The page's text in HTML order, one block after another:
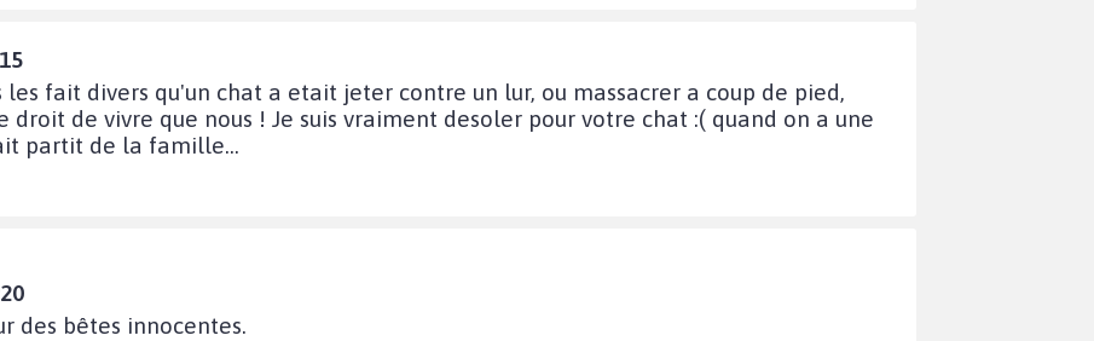
les fait divers qu'un chat a etait jeter contre un lur, ou massacrer a coup de pied,
de vivre que nous ! Je suis vraiment desoler pour votre chat :( quand on a une
partit de la famille...
des bêtes innocentes.